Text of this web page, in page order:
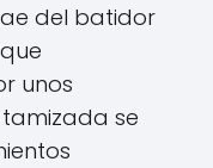
del batidor
unos
se